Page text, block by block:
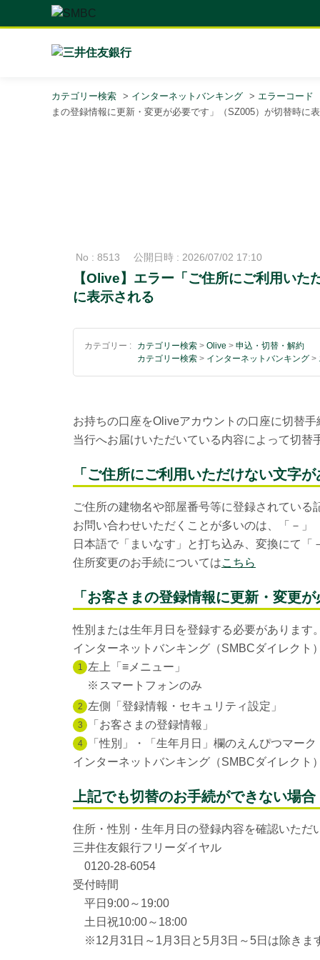
カテゴリー検索 > インターネットバンキング > エラーコード
まの登録情報に更新・変更が必要です」（SZ005）が切替時に
No : 8513 公開日時 : 2026/07/02 17:10
【Olive】エラー「ご住所にご利用い
に表示される
カテゴリー : カテゴリー検索 > Olive > 申込・切替・解約
カテゴリー検索 > インターネットバンキング >
お持ちの口座をOliveアカウントの口座に切替
当行へお届けいただいている内容によって切
「ご住所にご利用いただけない文字
ご住所の建物名や部屋番号等に登録されてい
お問い合わせいただくことが多いのは、「－」
日本語で「まいなす」と打ち込み、変換にて
住所変更のお手続についてはこちら
「お客さまの登録情報に更新・変更
性別または生年月日を登録する必要があります
インターネットバンキング（SMBCダイレクト
1
左上「≡メニュー」
※ スマートフォンのみ
2 左側「登録情報・セキュリティ設定」
3 「お客さまの登録情報」
4
「性別」・「生年月日」欄のえんぴつマーク
インターネットバンキング（SMBCダイレクト
上記でも切替のお手続ができない場合
住所・性別・生年月日の登録内容を確認いた
三井住友銀行フリーダイヤル
0120-28-6054
受付時間
平日9:00～19:00
土日祝10:00～18:00
※12月31日～1月3日と5月3日～5日は除きま